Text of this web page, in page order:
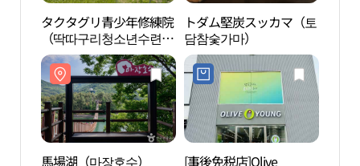
タクタグリ青少年修練院
（딱따구리청소년수련
원）
トダム堅炭スッカマ（토
담참숯가마）
馬場湖（마장호수）
[事後免税店]Olive